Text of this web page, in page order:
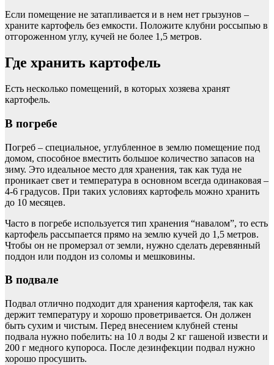
Если помещение не затапливается и в нем нет грызунов –
храните картофель без емкости. Положите клубни россыпью в
отгороженном углу, кучей не более 1,5 метров.
Где хранить картофель
Есть несколько помещений, в которых хозяева хранят
картофель.
В погребе
Погреб – специальное, углубленное в землю помещение под
домом, способное вместить большое количество запасов на
зиму. Это идеальное место для хранения, так как туда не
проникает свет и температура в основном всегда одинаковая –
4-6 градусов. При таких условиях картофель можно хранить
до 10 месяцев.
Часто в погребе используется тип хранения “навалом”, то есть
картофель рассыпается прямо на землю кучей до 1,5 метров.
Чтобы он не промерзал от земли, нужно сделать деревянный
поддон или поддон из соломы и мешковины.
В подвале
Подвал отлично подходит для хранения картофеля, так как
держит температуру и хорошо проветривается. Он должен
быть сухим и чистым. Перед внесением клубней стены
подвала нужно побелить: на 10 л воды 2 кг гашеной извести и
200 г медного купороса. После дезинфекции подвал нужно
хорошо просушить.